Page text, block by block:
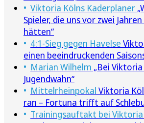
Viktoria Kölns Kaderplaner
Spieler, die uns vor zwei
hätten“
4:1-Sieg gegen Havelse
einen beeindruckenden
Marian Wilhelm „Bei
Jugendwahn“
Mittelrheinpokal Viktoria
ran – Fortuna trifft auf
Trainingsauftakt bei